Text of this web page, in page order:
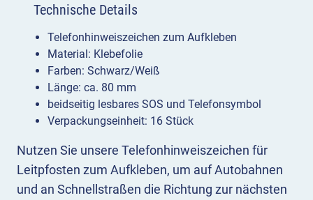
Nutzen Sie unsere Telefonhinweiszeichen für
Leitpfosten zum Aufkleben, um auf Autobahnen
und an Schnellstraßen die Richtung zur nächsten
Technische Details
Telefonhinweiszeichen zum Aufkleben
Material: Klebefolie
Farben: Schwarz/Weiß
Länge: ca. 80 mm
beidseitig lesbares SOS und Telefonsymbol
Verpackungseinheit: 16 Stück